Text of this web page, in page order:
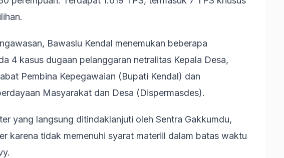
Bawaslu Kendal menemukan beberapa
4 kasus dugaan pelanggaran netralitas Kepala Desa,
Pembina Kepegawaian (Bupati Kendal) dan
Masyarakat dan Desa (Dispermasdes).
yang langsung ditindaklanjuti oleh Sentra Gakkumdu,
karena tidak memenuhi syarat materiil dalam batas waktu